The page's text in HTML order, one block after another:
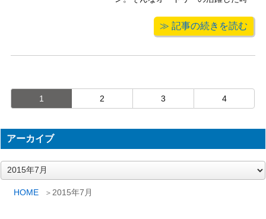
HOME 2015年7月
したのでご紹介いたします。その中で
画用のポスターだけあって美しいオー
あるお ...
≫ 記事の続きを読む
1 2 3 4
アーカイブ
ア
ー